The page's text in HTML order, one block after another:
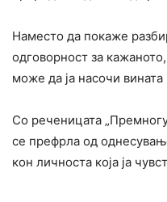
Наместо да покаже
одговорност за
може да ја насочи вината
Со реченицата
се префрла од
кон личноста која ја